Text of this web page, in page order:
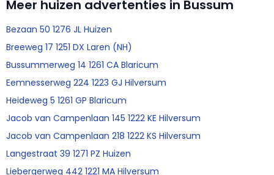
Meer huizen advertenties in Bussum
Bezaan 50 1276 JL Huizen
Breeweg 17 1251 DX Laren (NH)
Bussummerweg 14 1261 CA Blaricum
Eemnesserweg 224 1223 GJ Hilversum
Heideweg 5 1261 GP Blaricum
Jacob van Campenlaan 145 1222 KE Hilversum
Jacob van Campenlaan 218 1222 KS Hilversum
Langestraat 39 1271 PZ Huizen
Liebergerweg 442 1221 MA Hilversum